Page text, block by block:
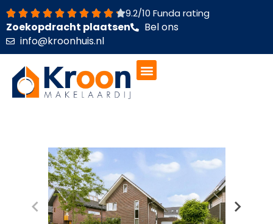
Ga
naar
de
inhoud
9.2/10 Funda rating
Zoekopdracht plaatsen
Bel ons
info@kroonhuis.nl